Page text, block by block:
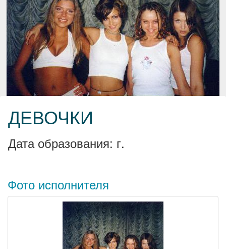
ДЕВОЧКИ
Дата образования: г.
Фото исполнителя